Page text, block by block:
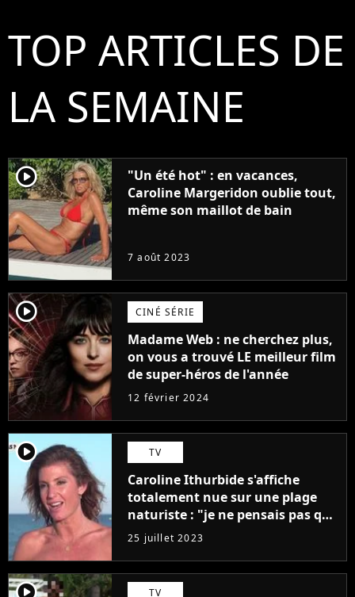
TOP ARTICLES DE
LA SEMAINE
player2
"Un été hot" : en vacances,
Caroline Margeridon oublie tout,
même son maillot de bain
7 août 2023
player2 CINÉ SÉRIE
Madame Web : ne cherchez plus,
on vous a trouvé LE meilleur film
de super-héros de l'année
12 février 2024
player2 TV
Caroline Ithurbide s'affiche
totalement nue sur une plage
naturiste : "je ne pensais pas que
j'arriverais à le faire..."
25 juillet 2023
player2 TV